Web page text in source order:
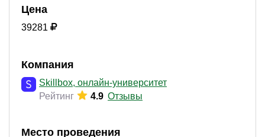
Цена
39281
Компания
Skillbox, онлайн-университет
Рейтинг
4.9 Отзывы
Место проведения